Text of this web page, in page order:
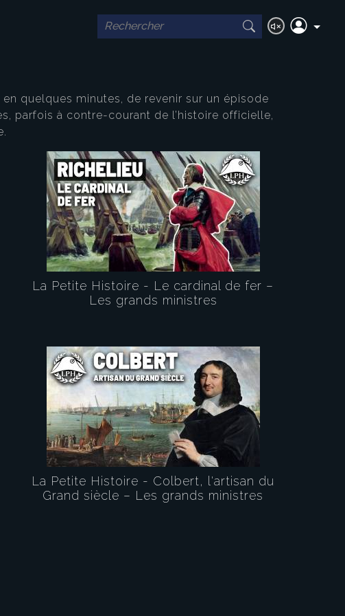
quelques minutes, de revenir sur un épisode
parfois à contre-courant de l’histoire officielle,
La Petite Histoire - Le cardinal de fer –
Les grands ministres
La Petite Histoire - Colbert, l'artisan du
Grand siècle – Les grands ministres